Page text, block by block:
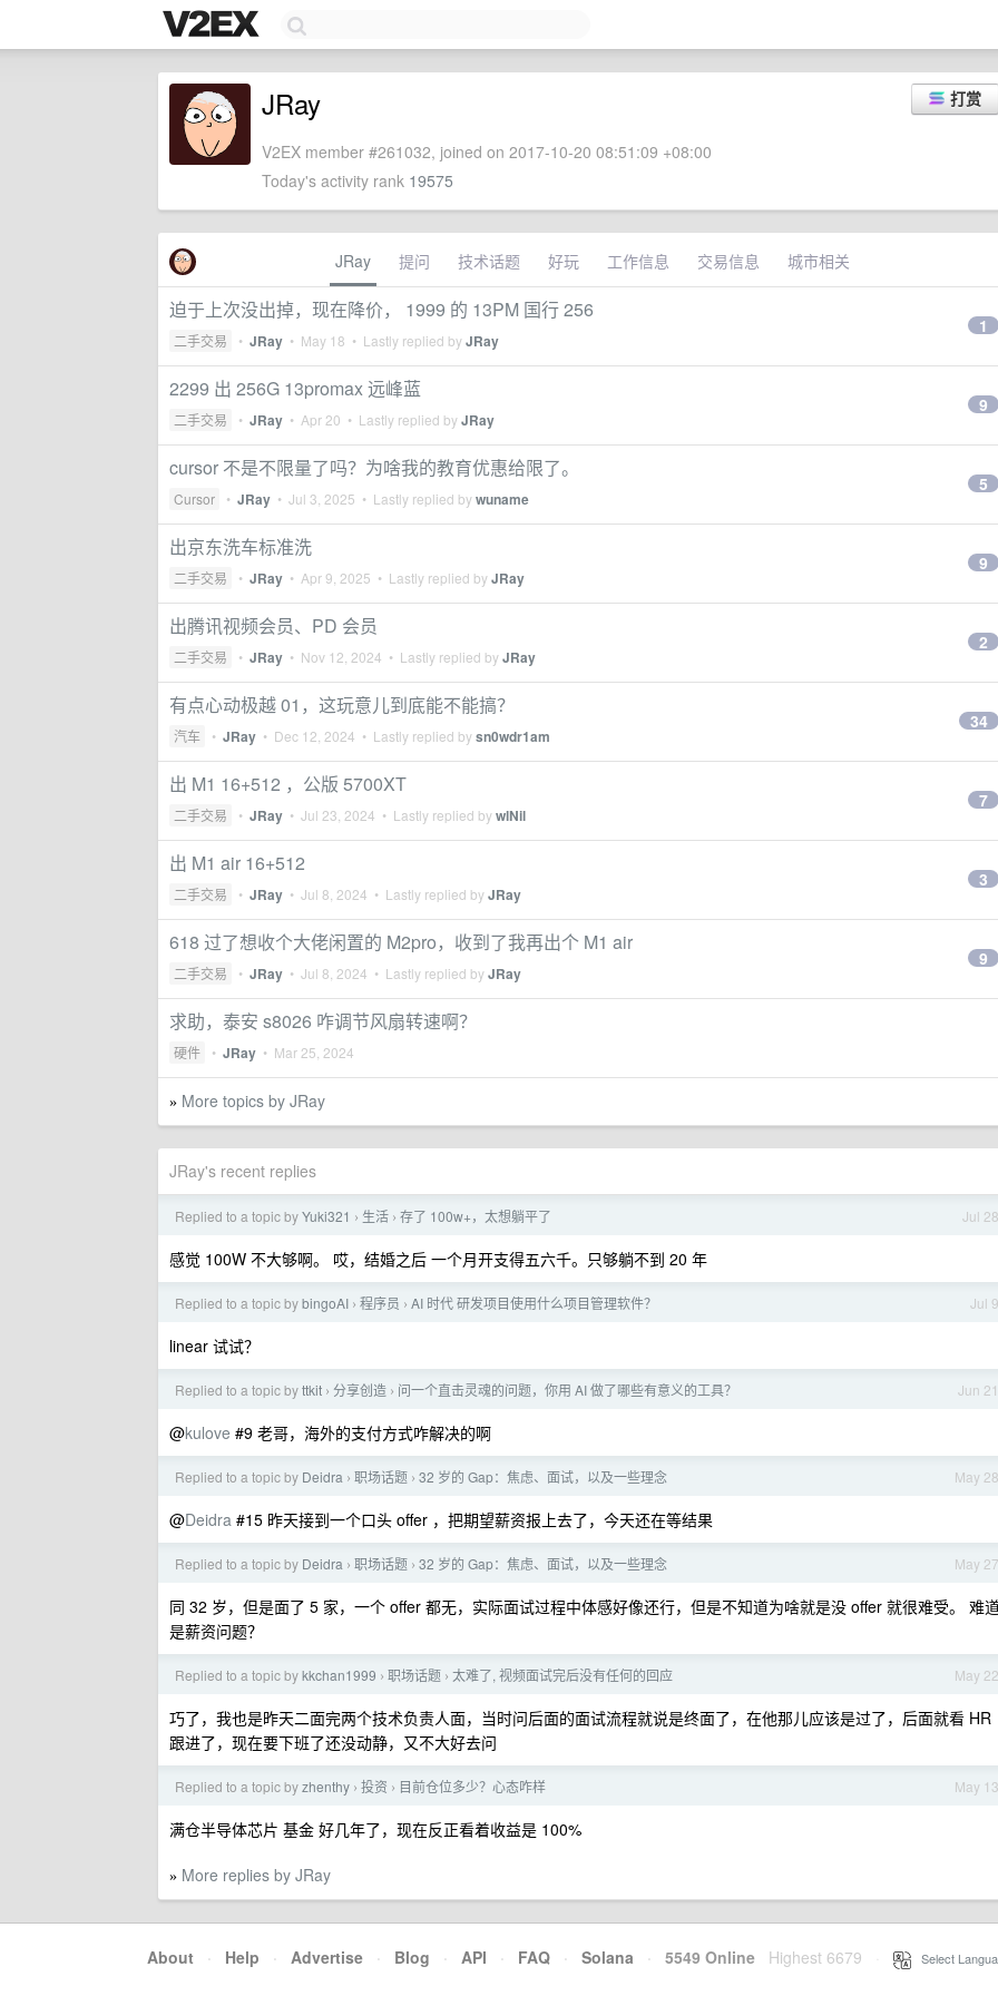
打赏
JRay
V2EX member #261032, joined on 2017-10-20 08:51:09 +08:00
Today's activity rank 19575
JRay 提问 技术话题 好玩 工作信息 交易信息 城市相关
迫于上次没出掉，现在降价， 1999 的 13PM 国行 256
二手交易 • JRay • May 18 • Lastly replied byJRay
1
2299 出 256G 13promax 远峰蓝
二手交易 • JRay • Apr 20 • Lastly replied byJRay
9
cursor 不是不限量了吗？为啥我的教育优惠给限了。
Cursor • JRay • Jul 3, 2025 • Lastly replied bywuname
5
出京东洗车标准洗
二手交易 • JRay • Apr 9, 2025 • Lastly replied byJRay
9
出腾讯视频会员、PD 会员
二手交易 • JRay • Nov 12, 2024 • Lastly replied byJRay
2
有点心动极越 01，这玩意儿到底能不能搞？
汽车 • JRay • Dec 12, 2024 • Lastly replied bysn0wdr1am
34
出 M1 16+512 ，公版 5700XT
二手交易 • JRay • Jul 23, 2024 • Lastly replied bywlNil
7
出 M1 air 16+512
二手交易 • JRay • Jul 8, 2024 • Lastly replied byJRay
3
618 过了想收个大佬闲置的 M2pro，收到了我再出个 M1 air
二手交易 • JRay • Jul 8, 2024 • Lastly replied byJRay
9
求助，泰安 s8026 咋调节风扇转速啊？
硬件 • JRay • Mar 25, 2024
» More topics by JRay
JRay's recent replies
Jul 28
Replied to a topic byYuki321 › 生活 › 存了 100w+，太想躺平了
感觉 100W 不大够啊。 哎，结婚之后 一个月开支得五六千。只够躺不到 20 年
Jul 9
Replied to a topic bybingoAI › 程序员 › AI 时代 研发项目使用什么项目管理软件？
linear 试试？
Jun 21
Replied to a topic byttkit › 分享创造 › 问一个直击灵魂的问题，你用 AI 做了哪些有意义的工具？
@kulove #9 老哥，海外的支付方式咋解决的啊
May 28
Replied to a topic by Deidra › 职场话题 › 32 岁的 Gap：焦虑、面试，以及一些理念
@Deidra #15 昨天接到一个口头 offer ，把期望薪资报上去了，今天还在等结果
May 27
Replied to a topic by Deidra › 职场话题 › 32 岁的 Gap：焦虑、面试，以及一些理念
同 32 岁，但是面了 5 家，一个 offer 都无，实际面试过程中体感好像还行，但是不知道为啥就是没 offer 就很难受。 难
是薪资问题？
May 22
Replied to a topic bykkchan1999 › 职场话题 › 太难了, 视频面试完后没有任何的回应
巧了，我也是昨天二面完两个技术负责人面，当时问后面的面试流程就说是终面了，在他那儿应该是过了，后面就看 HR
跟进了，现在要下班了还没动静，又不大好去问
May 13
Replied to a topic byzhenthy › 投资 › 目前仓位多少？心态咋样
满仓半导体芯片 基金 好几年了，现在反正看着收益是 100%
» More replies by JRay
About · Help · Advertise · Blog · API · FAQ · Solana · 5549 Online Highest 6679 Select